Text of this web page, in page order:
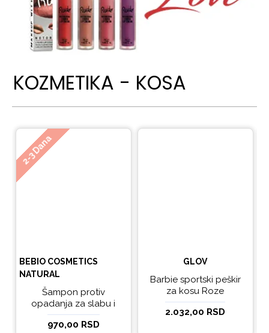
KOZMETIKA - KOSA
2-3 Dana
BEBIO COSMETICS
NATURAL
Šampon protiv
opadanja za slabu i
tanku kosu beBio
natural 300ml
970,00 RSD
GLOV
Barbie sportski peškir
za kosu Roze
2.032,00 RSD